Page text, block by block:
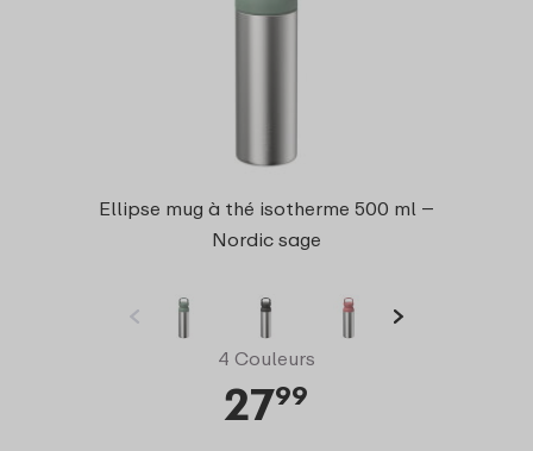
Ellipse mug à thé isotherme 500 ml –
Nordic sage
4 Couleurs
2799